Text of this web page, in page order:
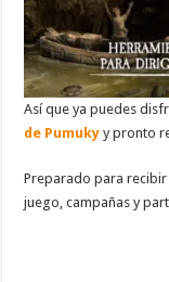
Así que ya puedes
de Pumuky y pronto
Preparado para
juego, campañas y